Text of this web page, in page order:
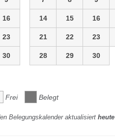
16
23
30
14 15 16
21 22 23
28 29 30
Frei Belegt
Belegungskalender aktualisiert heute